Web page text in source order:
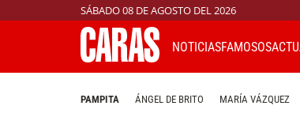
SÁBADO 08 DE AGOSTO DEL 2026
NOTICIASFAMOSOS
PAMPITA ÁNGEL DE BRITO MARÍA VÁZQUEZ